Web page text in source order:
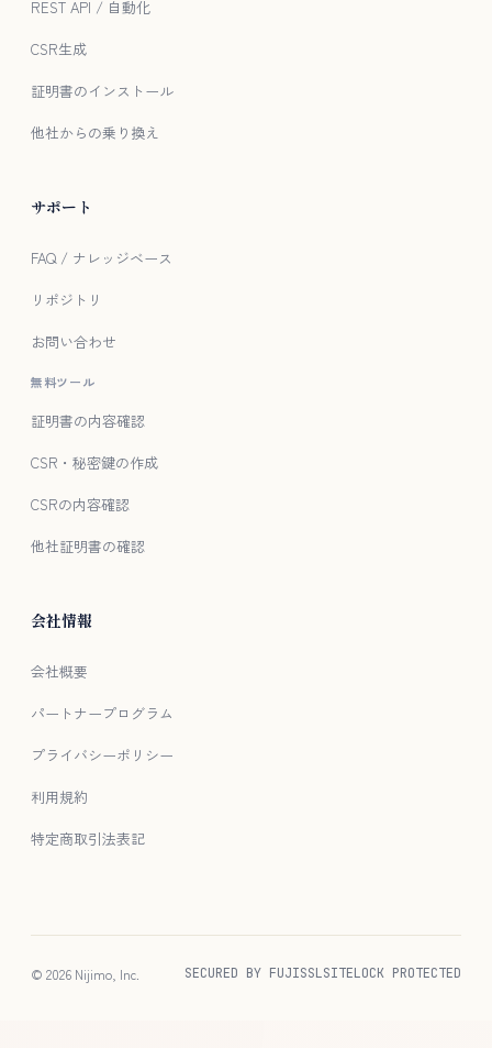
REST API / 自動化
CSR生成
証明書のインストール
他社からの乗り換え
サポート
FAQ / ナレッジベース
リポジトリ
お問い合わせ
無料ツール
証明書の内容確認
CSR・秘密鍵の作成
CSRの内容確認
他社証明書の確認
会社情報
会社概要
パートナープログラム
プライバシーポリシー
利用規約
特定商取引法表記
© 2026 Nijimo, Inc. SECURED BY FUJISSLSITELOCK PROTECTED